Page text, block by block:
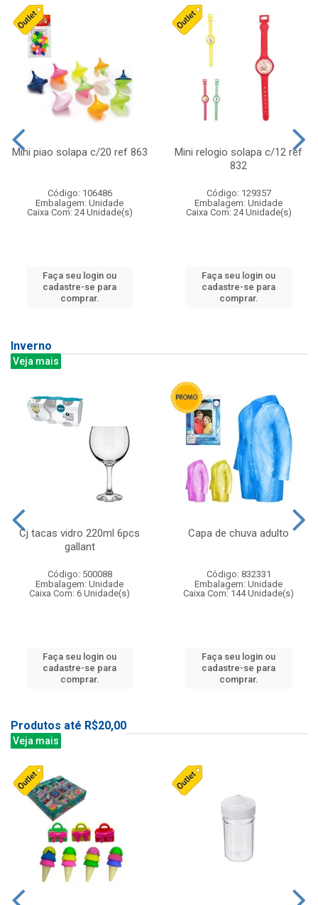
Mini piao solapa c/20 ref 863
Código: 106486
Embalagem: Unidade
Caixa Com: 24 Unidade(s)
Faça seu login ou
cadastre-se para
comprar.
Mini relogio solapa c/12 ref
832
Código: 129357
Embalagem: Unidade
Caixa Com: 24 Unidade(s)
Faça seu login ou
cadastre-se para
comprar.
Inverno
Veja mais
Cj tacas vidro 220ml 6pcs
gallant
Código: 500088
Embalagem: Unidade
Caixa Com: 6 Unidade(s)
Faça seu login ou
cadastre-se para
comprar.
Capa de chuva adulto
Código: 832331
Embalagem: Unidade
Caixa Com: 144 Unidade(s)
Faça seu login ou
cadastre-se para
comprar.
Produtos até R$20,00
Veja mais